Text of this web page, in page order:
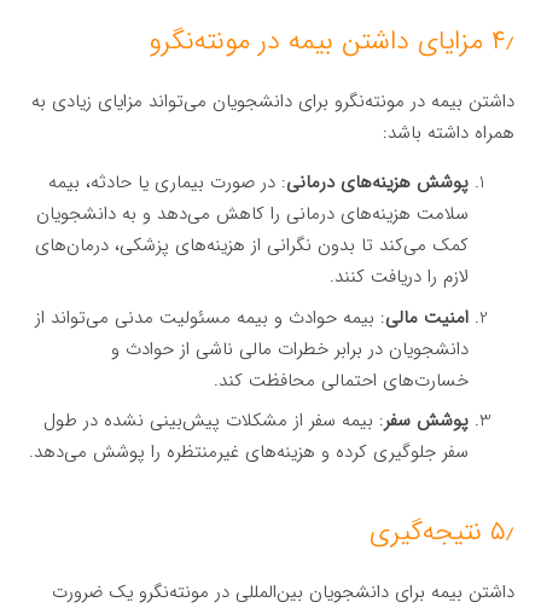
۴٫ مزایای داشتن بیمه در مونته‌نگرو
داشتن بیمه در مونته‌نگرو برای دانشجویان می‌تواند مزایای زیادی به
همراه داشته باشد:
پوشش هزینه‌های درمانی: در صورت بیماری یا حادثه، بیمه
سلامت هزینه‌های درمانی را کاهش می‌دهد و به دانشجویان
کمک می‌کند تا بدون نگرانی از هزینه‌های پزشکی، درمان‌های
لازم را دریافت کنند.
امنیت مالی: بیمه حوادث و بیمه مسئولیت مدنی می‌تواند از
دانشجویان در برابر خطرات مالی ناشی از حوادث و
خسارت‌های احتمالی محافظت کند.
پوشش سفر: بیمه سفر از مشکلات پیش‌بینی نشده در طول
سفر جلوگیری کرده و هزینه‌های غیرمنتظره را پوشش می‌دهد.
۵٫ نتیجه‌گیری
داشتن بیمه برای دانشجویان بین‌المللی در مونته‌نگرو یک ضرورت